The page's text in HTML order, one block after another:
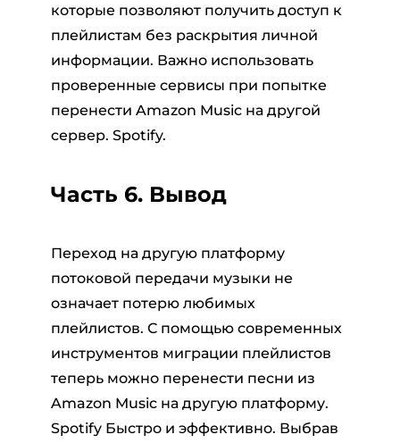
которые позволяют получить доступ к
плейлистам без раскрытия личной
информации. Важно использовать
проверенные сервисы при попытке
перенести Amazon Music на другой
сервер. Spotify.
Часть 6. Вывод
Переход на другую платформу
потоковой передачи музыки не
означает потерю любимых
плейлистов. С помощью современных
инструментов миграции плейлистов
теперь можно перенести песни из
Amazon Music на другую платформу.
Spotify Быстро и эффективно. Выбрав